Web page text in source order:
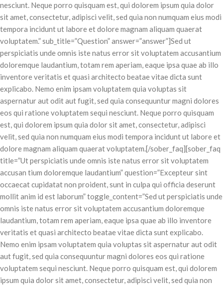
nesciunt. Neque porro quisquam est, qui dolorem ipsum quia dolor
sit amet, consectetur, adipisci velit, sed quia non numquam eius modi
tempora incidunt ut labore et dolore magnam aliquam quaerat
voluptatem.” sub_title=”Question” answer=”answer”]Sed ut
perspiciatis unde omnis iste natus error sit voluptatem accusantium
doloremque laudantium, totam rem aperiam, eaque ipsa quae ab illo
inventore veritatis et quasi architecto beatae vitae dicta sunt
explicabo. Nemo enim ipsam voluptatem quia voluptas sit
aspernatur aut odit aut fugit, sed quia consequuntur magni dolores
eos qui ratione voluptatem sequi nesciunt. Neque porro quisquam
est, qui dolorem ipsum quia dolor sit amet, consectetur, adipisci
velit, sed quia non numquam eius modi tempora incidunt ut labore et
dolore magnam aliquam quaerat voluptatem.[/sober_faq][sober_faq
title=”Ut perspiciatis unde omnis iste natus error sit voluptatem
accusan tium doloremque laudantium” question=”Excepteur sint
occaecat cupidatat non proident, sunt in culpa qui officia deserunt
mollit anim id est laborum” toggle_content=”Sed ut perspiciatis unde
omnis iste natus error sit voluptatem accusantium doloremque
laudantium, totam rem aperiam, eaque ipsa quae ab illo inventore
veritatis et quasi architecto beatae vitae dicta sunt explicabo.
Nemo enim ipsam voluptatem quia voluptas sit aspernatur aut odit
aut fugit, sed quia consequuntur magni dolores eos qui ratione
voluptatem sequi nesciunt. Neque porro quisquam est, qui dolorem
ipsum quia dolor sit amet, consectetur, adipisci velit, sed quia non